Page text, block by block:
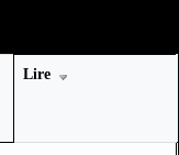
Lire